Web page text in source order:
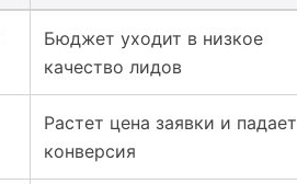
Бюджет уходит в низкое
качество лидов
Растет цена заявки и падает
конверсия